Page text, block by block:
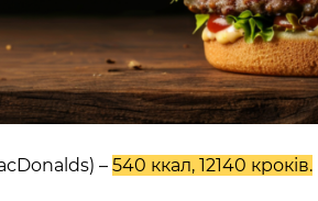
–540 ккал, 12140 кроків.